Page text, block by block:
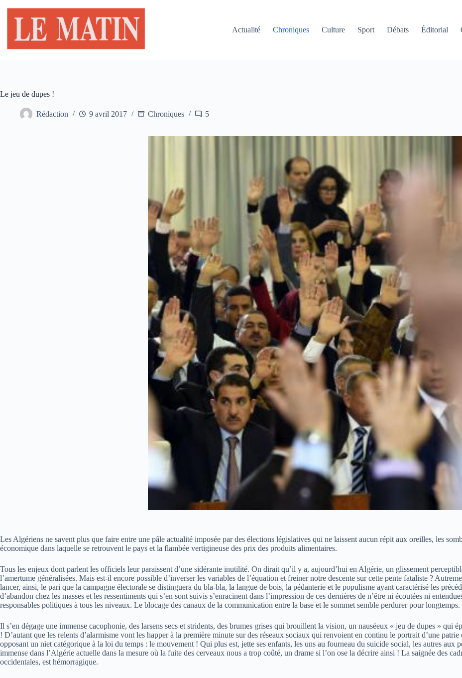
contenu
Actualité
Chroniques Culture Sport Débats Éditorial
Le jeu de dupes !
Rédaction 9 avril 2017 Chroniques 5
Les Algériens ne savent plus que faire entre une pâle actualité imposée par des élections législatives qui ne laissent aucun répit aux oreilles, les
économique dans laquelle se retrouvent le pays et la flambée vertigineuse des prix des produits alimentaires.
Tous les enjeux dont parlent les officiels leur paraissent d’une sidérante inutilité. On dirait qu’il y a, aujourd’hui en Algérie, un glissement
l’amertume généralisées. Mais est-il encore possible d’inverser les variables de l’équation et freiner notre descente sur cette pente fataliste ?
lancer, ainsi, le pari que la campagne électorale se distinguera du bla-bla, la langue de bois, la pédanterie et le populisme ayant caractérisé les
d’abandon chez les masses et les ressentiments qui s’en sont suivis s’enracinent dans l’impression de ces dernières de n’être ni écoutées ni
responsables politiques à tous les niveaux. Le blocage des canaux de la communication entre la base et le sommet semble perdurer pour longtemps.
Il s’en dégage une immense cacophonie, des larsens secs et stridents, des brumes grises qui brouillent la vision, un nauséeux « jeu de dupes » qui
! D’autant que les relents d’alarmisme vont les happer à la première minute sur des réseaux sociaux qui renvoient en continu le portrait d’une
opposant un niet catégorique à la loi du temps : le mouvement ! Qui plus est, jette ses enfants, les uns au fourneau du suicide social, les autres aux
immense dans l’Algérie actuelle dans la mesure où la fuite des cerveaux nous a trop coûté, un drame si l’on ose la décrire ainsi ! La saignée des
occidentales, est hémorragique.